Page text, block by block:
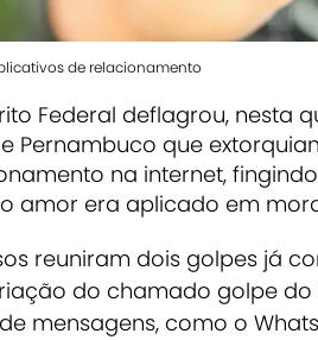
de relacionamento
Federal deflagrou, nesta
Pernambuco que
na internet,
amor era aplicado em
reuniram dois golpes já
do chamado golpe do
mensagens, como o